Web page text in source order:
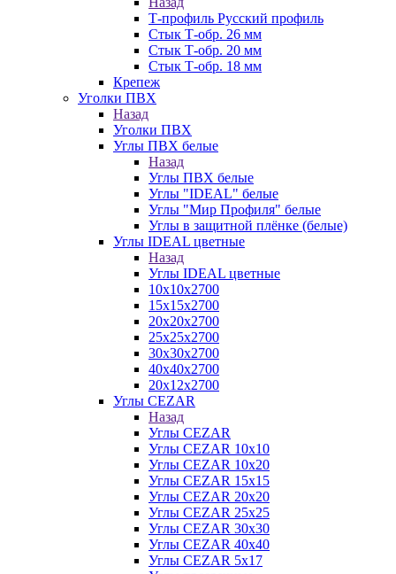
Т-профиль Русский профиль
Стык Т-обр. 26 мм
Стык Т-обр. 20 мм
Стык Т-обр. 18 мм
Крепеж
Уголки ПВХ
Назад
Уголки ПВХ
Углы ПВХ белые
Назад
Углы ПВХ белые
Углы "IDEAL" белые
Углы "Мир Профиля" белые
Углы в защитной плёнке (белые)
Углы IDEAL цветные
Назад
Углы IDEAL цветные
10х10х2700
15х15х2700
20х20х2700
25х25х2700
30х30х2700
40х40х2700
20х12х2700
Углы CEZAR
Назад
Углы CEZAR
Углы CEZAR 10х10
Углы CEZAR 10х20
Углы CEZAR 15х15
Углы CEZAR 20х20
Углы CEZAR 25х25
Углы CEZAR 30х30
Углы CEZAR 40х40
Углы CEZAR 5х17